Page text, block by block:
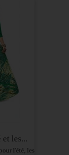
les...
l'été, les